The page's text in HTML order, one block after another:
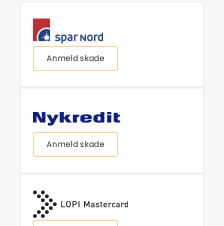
Anmeld skade
Anmeld skade